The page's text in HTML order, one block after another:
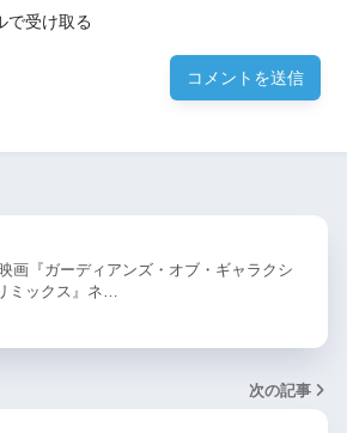
で受け取る
画『ガーディアンズ・オブ・ギャラクシ
ミックス』ネ…
次の記事